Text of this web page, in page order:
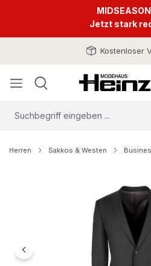
MIDSEASON
Jetzt stark
Kostenloser
Herren Sakkos & Westen
Bildergalerie überspringen